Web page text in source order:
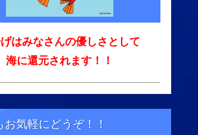
はみなさんの優しさとして
海に還元されます！！
お気軽にどうぞ！！